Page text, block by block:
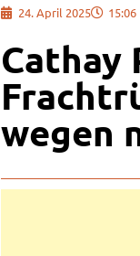
24. April 2025 15:06
Cathay
wegen